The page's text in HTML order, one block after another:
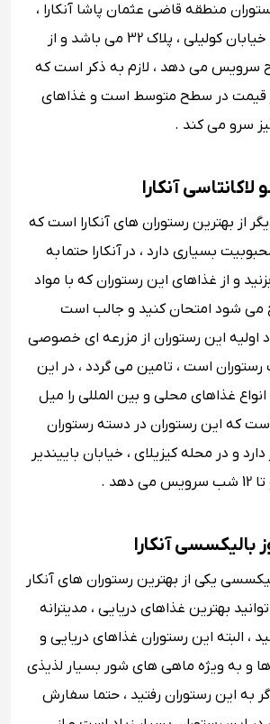
منطقه قاضی عثمان پاشا آنکارا ،
محله کاظم اوزلپ ، خیابان کولیلی ، پلاک 32 می باشد و از
13 تا 3 صبح سرویس می دهد ، لازم به ذکر است که
قیمت در سطح متوسط است و غذاهای
نیز سرو می کند .
آنکارا
از بهترین رستوران های آنکارا است که
بسیاری دارد ، در آنکارا حتما به
و از غذاهای این رستوران که با مواد
می شود امتحان کنید و جالب است
اولیه این رستوران از مزرعه ای خصوصی
است ، تامین می گردد ، در این
غذاهای محلی و بین المللی را میل
است که این رستوران در دسته رستوران
دارد و در محله کیزیلای ، خیابان باییندیر
بالیکسسی آنکارا
یکی از بهترین رستوران های آنکار
بهترین غذاهای دریایی ، مدیترانه
، البته این رستوران غذاهای دریایی و
به ویژه ماهی های شور بسیار لذیذی
به این رستوران رفتید ، حتما سفارش